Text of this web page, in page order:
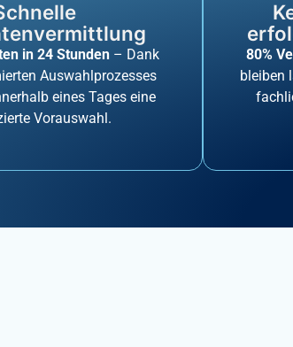
in 24 Stunden – Dank
Auswahlprozesses
eines Tages eine
Vorauswahl.
80%
bleiben